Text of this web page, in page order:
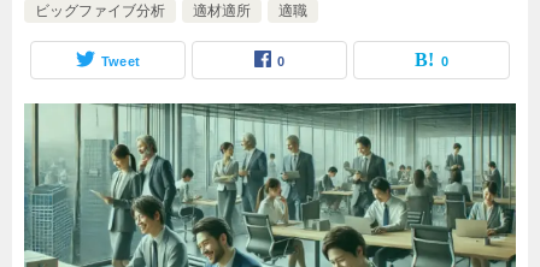
ビッグファイブ分析
適材適所 適職
Tweet 0 0